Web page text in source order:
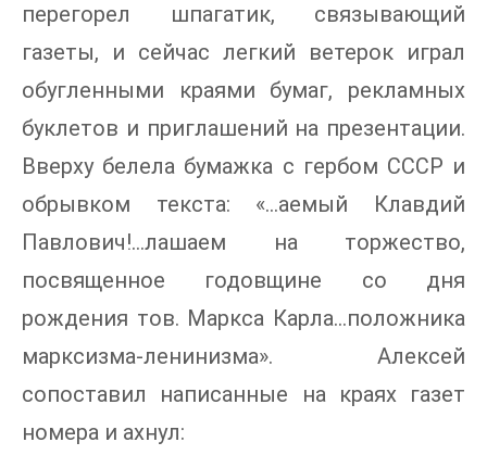
перегорел шпагатик, связывающий
газеты, и сейчас легкий ветерок играл
обугленными краями бумаг, рекламных
буклетов и приглашений на презентации.
Вверху белела бумажка с гербом СССР и
обрывком текста: «…аемый Клавдий
Павлович!…лашаем на торжество,
посвященное годовщине со дня
рождения тов. Маркса Карла…положника
марксизма-ленинизма». Алексей
сопоставил написанные на краях газет
номера и ахнул: